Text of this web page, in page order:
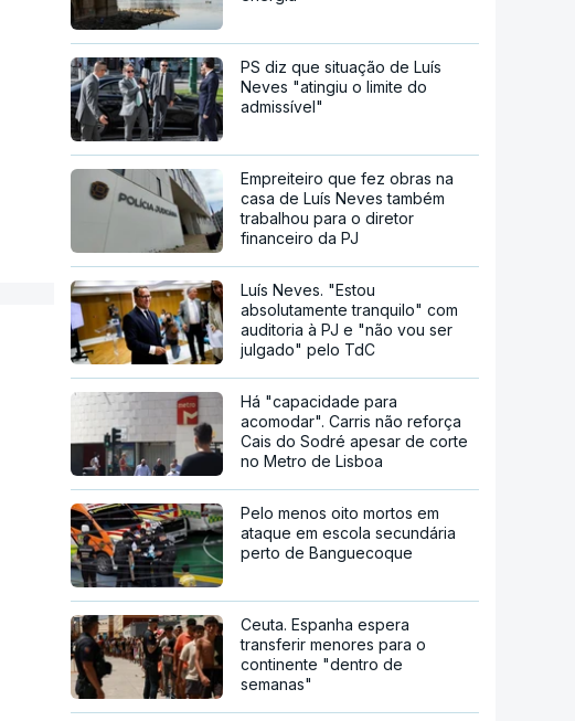
PS diz que situação de Luís
Neves "atingiu o limite do
admissível"
Empreiteiro que fez obras na
casa de Luís Neves também
trabalhou para o diretor
financeiro da PJ
Luís Neves. "Estou
absolutamente tranquilo" com
auditoria à PJ e "não vou ser
julgado" pelo TdC
Há "capacidade para
acomodar". Carris não reforça
Cais do Sodré apesar de corte
no Metro de Lisboa
Pelo menos oito mortos em
ataque em escola secundária
perto de Banguecoque
Ceuta. Espanha espera
transferir menores para o
continente "dentro de
semanas"